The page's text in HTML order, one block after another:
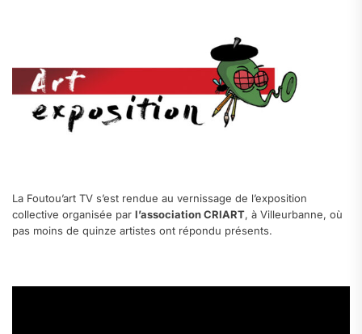
La Foutou’art TV s’est rendue au vernissage de l’exposition
collective organisée par l’association CRIART, à Villeurbanne, où
pas moins de quinze artistes ont répondu présents.